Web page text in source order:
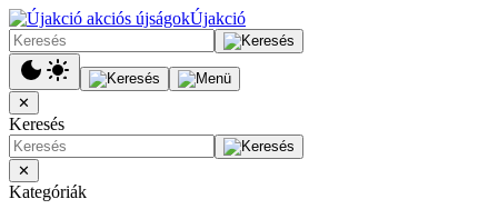
Újakció
✕
Keresés
✕
Kategóriák